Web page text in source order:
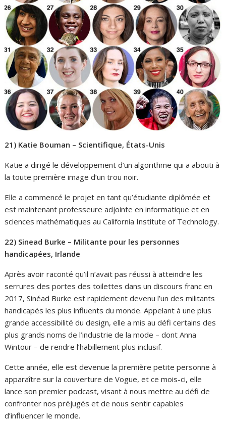
21) Katie Bouman – Scientifique, États-Unis
Katie a dirigé le développement d’un algorithme qui a abouti à
la toute première image d’un trou noir.
Elle a commencé le projet en tant qu’étudiante diplômée et
est maintenant professeure adjointe en informatique et en
sciences mathématiques au California Institute of Technology.
22) Sinead Burke – Militante pour les personnes
handicapées, Irlande
Après avoir raconté qu’il n’avait pas réussi à atteindre les
serrures des portes des toilettes dans un discours franc en
2017, Sinéad Burke est rapidement devenu l’un des militants
handicapés les plus influents du monde. Appelant à une plus
grande accessibilité du design, elle a mis au défi certains des
plus grands noms de l’industrie de la mode – dont Anna
Wintour – de rendre l’habillement plus inclusif.
Cette année, elle est devenue la première petite personne à
apparaître sur la couverture de Vogue, et ce mois-ci, elle
lance son premier podcast, visant à nous mettre au défi de
confronter nos préjugés et de nous sentir capables
d’influencer le monde.